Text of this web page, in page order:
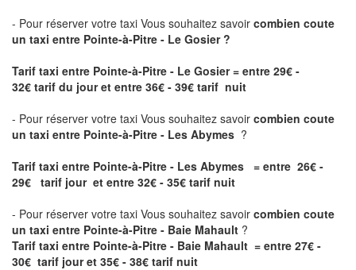
- Pour réserver votre taxi Vous souhaitez savoir combien coute
un taxi entre Pointe-à-Pitre - Le Gosier ?
Tarif taxi entre Pointe-à-Pitre - Le Gosier= entre 29€ -
32€ tarif du jour et entre 36€ - 39€ tarif nuit
- Pour réserver votre taxi Vous souhaitez savoir combien coute
un taxi entre Pointe-à-Pitre - Les Abymes ?
Tarif taxi entre Pointe-à-Pitre - Les Abymes = entre 26€ -
29€ tarif jour et entre 32€ - 35€ tarif nuit
- Pour réserver votre taxi Vous souhaitez savoir combien coute
un taxi entre Pointe-à-Pitre - Baie Mahault ?
Tarif taxi entre Pointe-à-Pitre - Baie Mahault = entre 27€ -
30€ tarif jour et 35€ - 38€ tarif nuit